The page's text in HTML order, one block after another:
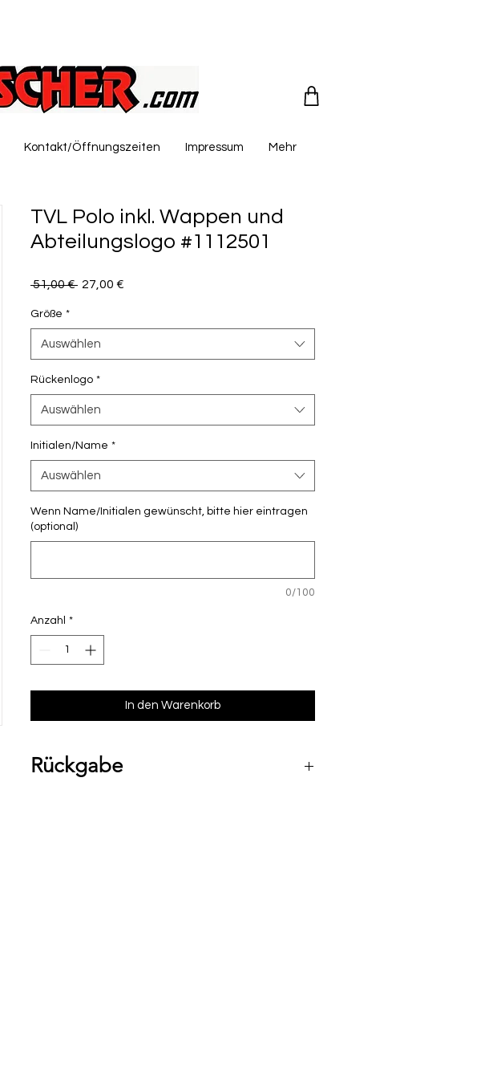
Kontakt/Öffnungszeiten Impressum Mehr
TVL Polo inkl. Wappen und
Abteilungslogo #1112501
51,00 € Standardpreis
27,00 €
Größe *
Auswählen
Rückenlogo *
Auswählen
Initialen/Name *
Auswählen
Wenn Name/Initialen gewünscht, bitte hier eintragen
(optional)
0/100
Anzahl *
In den Warenkorb
Rückgabe